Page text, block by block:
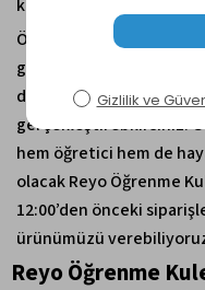
kapasitesi de 80 kg’dır.
Öğrenme basamağı
gönderilmektedir. Kolay
dakika içerisinde
gerçekleştirebilirsiniz.
hem öğretici hem de
olacakReyo Öğrenme
12:00’den önceki
ürünümüzü
Reyo Öğrenme